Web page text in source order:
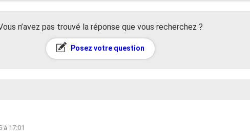
n’avez pas trouvé la réponse que vous recherchez ?
Posez votre question
à 17:01